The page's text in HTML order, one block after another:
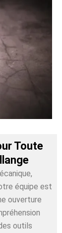
Toute
équipe est
ouverture
outils